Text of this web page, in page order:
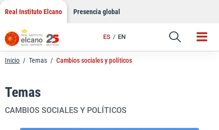
Saltar
contenido
Real Instituto Elcano Presencia global
ES EN
Inicio / Temas / Cambios sociales y políticos
Temas
CAMBIOS SOCIALES Y POLÍTICOS